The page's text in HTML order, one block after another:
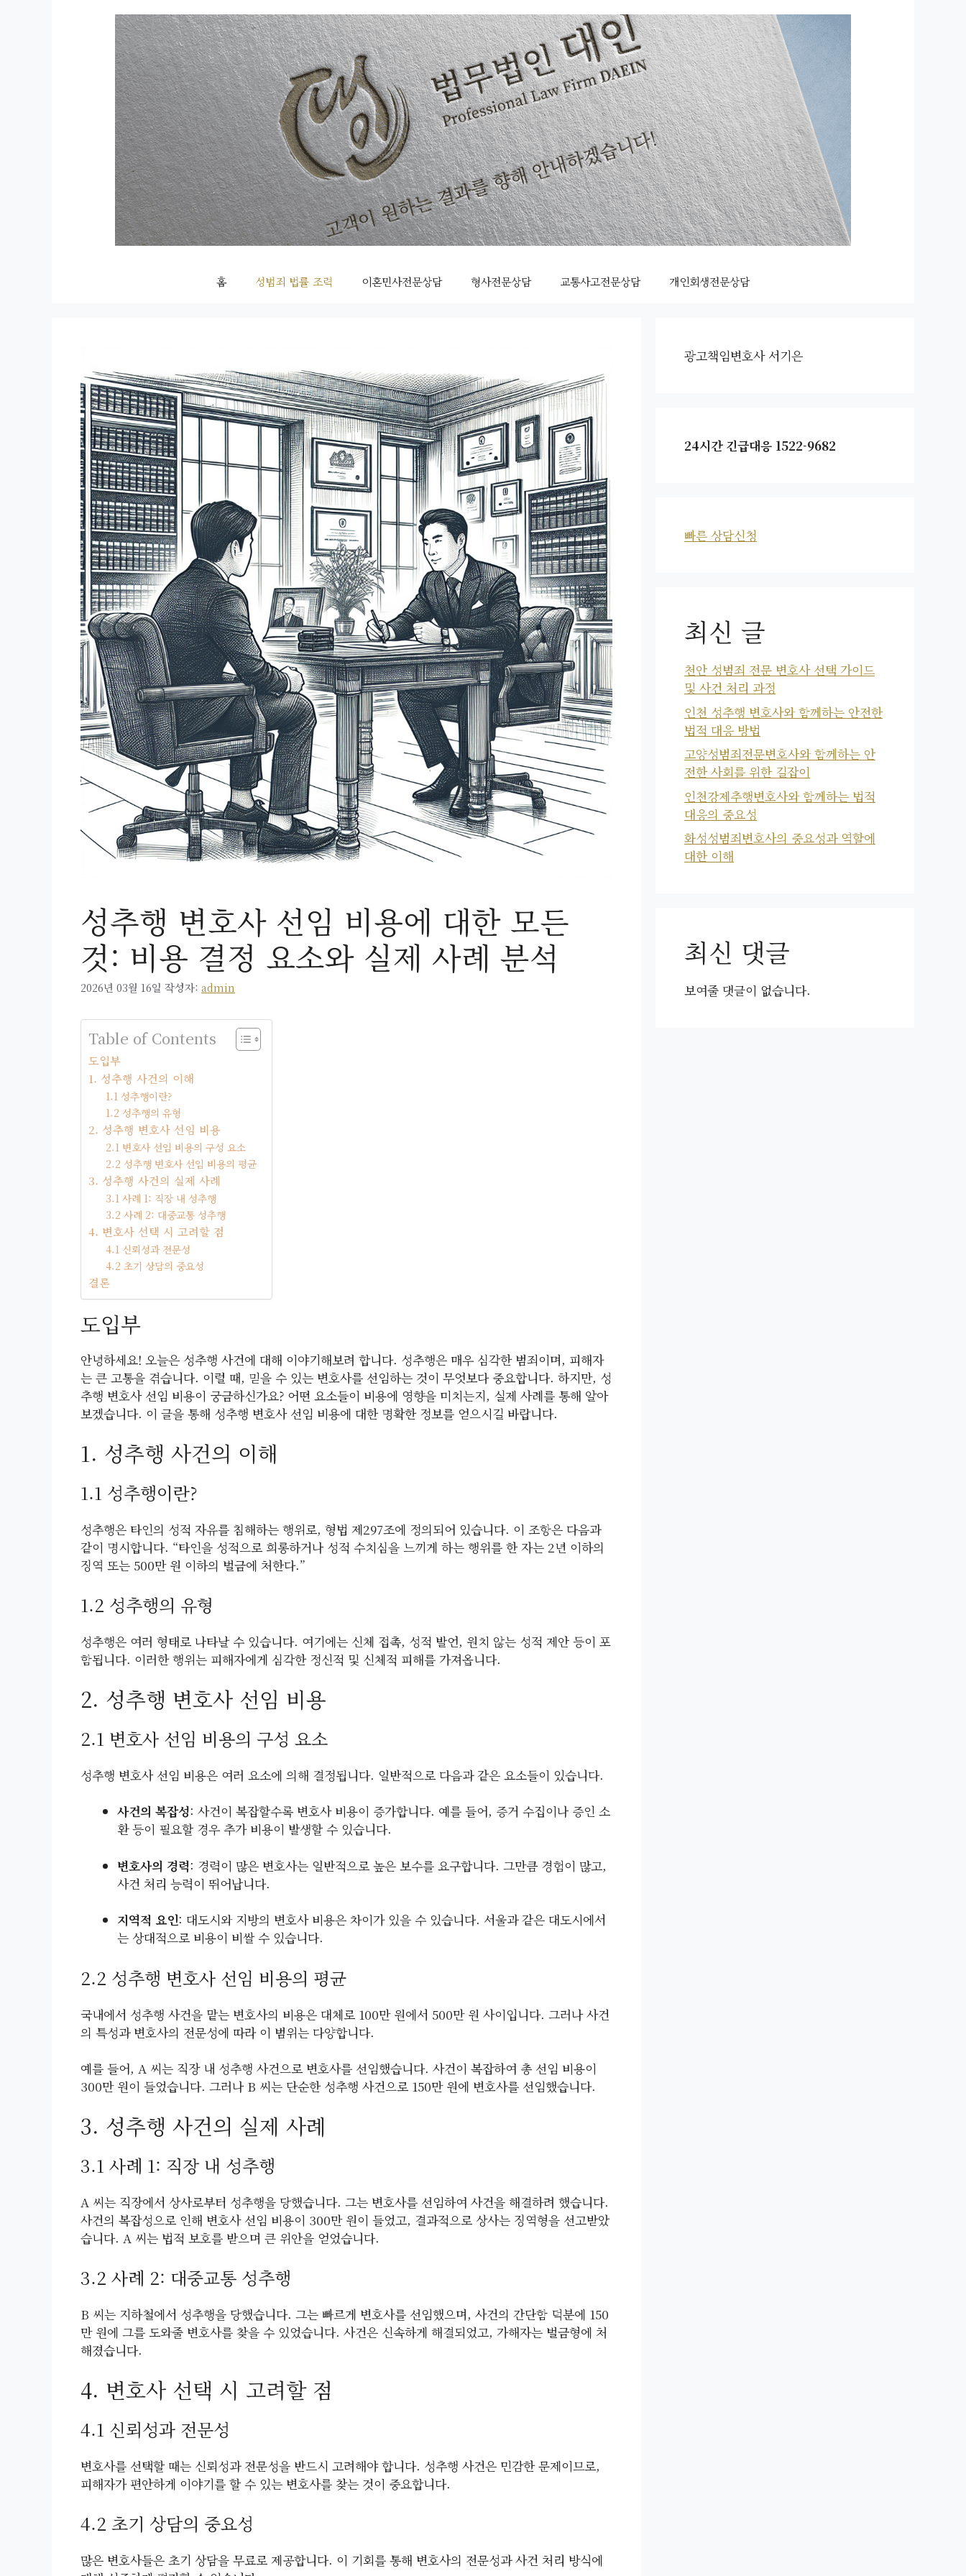
홈 성범죄 법률 조력 이혼민사전문상담 형사전문상담 교통사고전문상담 개인회생전문상담
성추행 변호사 선임 비용에 대한 모든
것: 비용 결정 요소와 실제 사례 분석
2026년 03월 16일 작성자: admin
Table of Contents
도입부
1. 성추행 사건의 이해
1.1 성추행이란?
1.2 성추행의 유형
2. 성추행 변호사 선임 비용
2.1 변호사 선임 비용의 구성 요소
2.2 성추행 변호사 선임 비용의 평균
3. 성추행 사건의 실제 사례
3.1 사례 1: 직장 내 성추행
3.2 사례 2: 대중교통 성추행
4. 변호사 선택 시 고려할 점
4.1 신뢰성과 전문성
4.2 초기 상담의 중요성
결론
도입부
안녕하세요! 오늘은 성추행 사건에 대해 이야기해보려 합니다. 성추행은 매우 심각한 범죄이며, 피해자
는 큰 고통을 겪습니다. 이럴 때, 믿을 수 있는 변호사를 선임하는 것이 무엇보다 중요합니다. 하지만, 성
추행 변호사 선임 비용이 궁금하신가요? 어떤 요소들이 비용에 영향을 미치는지, 실제 사례를 통해 알아
보겠습니다. 이 글을 통해 성추행 변호사 선임 비용에 대한 명확한 정보를 얻으시길 바랍니다.
1. 성추행 사건의 이해
1.1 성추행이란?
성추행은 타인의 성적 자유를 침해하는 행위로, 형법 제297조에 정의되어 있습니다. 이 조항은 다음과
같이 명시합니다. “타인을 성적으로 희롱하거나 성적 수치심을 느끼게 하는 행위를 한 자는 2년 이하의
징역 또는 500만 원 이하의 벌금에 처한다.”
1.2 성추행의 유형
성추행은 여러 형태로 나타날 수 있습니다. 여기에는 신체 접촉, 성적 발언, 원치 않는 성적 제안 등이 포
함됩니다. 이러한 행위는 피해자에게 심각한 정신적 및 신체적 피해를 가져옵니다.
2. 성추행 변호사 선임 비용
2.1 변호사 선임 비용의 구성 요소
성추행 변호사 선임 비용은 여러 요소에 의해 결정됩니다. 일반적으로 다음과 같은 요소들이 있습니다.
사건의 복잡성: 사건이 복잡할수록 변호사 비용이 증가합니다. 예를 들어, 증거 수집이나 증인 소
환 등이 필요할 경우 추가 비용이 발생할 수 있습니다.
변호사의 경력: 경력이 많은 변호사는 일반적으로 높은 보수를 요구합니다. 그만큼 경험이 많고,
사건 처리 능력이 뛰어납니다.
지역적 요인: 대도시와 지방의 변호사 비용은 차이가 있을 수 있습니다. 서울과 같은 대도시에서
는 상대적으로 비용이 비쌀 수 있습니다.
2.2 성추행 변호사 선임 비용의 평균
국내에서 성추행 사건을 맡는 변호사의 비용은 대체로 100만 원에서 500만 원 사이입니다. 그러나 사건
의 특성과 변호사의 전문성에 따라 이 범위는 다양합니다.
예를 들어, A 씨는 직장 내 성추행 사건으로 변호사를 선임했습니다. 사건이 복잡하여 총 선임 비용이
300만 원이 들었습니다. 그러나 B 씨는 단순한 성추행 사건으로 150만 원에 변호사를 선임했습니다.
3. 성추행 사건의 실제 사례
3.1 사례 1: 직장 내 성추행
A 씨는 직장에서 상사로부터 성추행을 당했습니다. 그는 변호사를 선임하여 사건을 해결하려 했습니다.
사건의 복잡성으로 인해 변호사 선임 비용이 300만 원이 들었고, 결과적으로 상사는 징역형을 선고받았
습니다. A 씨는 법적 보호를 받으며 큰 위안을 얻었습니다.
3.2 사례 2: 대중교통 성추행
B 씨는 지하철에서 성추행을 당했습니다. 그는 빠르게 변호사를 선임했으며, 사건의 간단함 덕분에 150
만 원에 그를 도와줄 변호사를 찾을 수 있었습니다. 사건은 신속하게 해결되었고, 가해자는 벌금형에 처
해졌습니다.
4. 변호사 선택 시 고려할 점
4.1 신뢰성과 전문성
변호사를 선택할 때는 신뢰성과 전문성을 반드시 고려해야 합니다. 성추행 사건은 민감한 문제이므로,
피해자가 편안하게 이야기를 할 수 있는 변호사를 찾는 것이 중요합니다.
4.2 초기 상담의 중요성
많은 변호사들은 초기 상담을 무료로 제공합니다. 이 기회를 통해 변호사의 전문성과 사건 처리 방식에
광고책임변호사 서기은
24시간 긴급대응 1522-9682
빠른 상담신청
최신 글
천안 성범죄 전문 변호사 선택 가이드
및 사건 처리 과정
인천 성추행 변호사와 함께하는 안전한
법적 대응 방법
고양성범죄전문변호사와 함께하는 안
전한 사회를 위한 길잡이
인천강제추행변호사와 함께하는 법적
대응의 중요성
화성성범죄변호사의 중요성과 역할에
대한 이해
최신 댓글
보여줄 댓글이 없습니다.